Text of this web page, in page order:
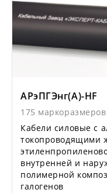
АРэПГЭнг(А)-HF
175 маркоразмеров
Кабели силовые с
токопроводящими
внутренней и
полимерной
галогенов